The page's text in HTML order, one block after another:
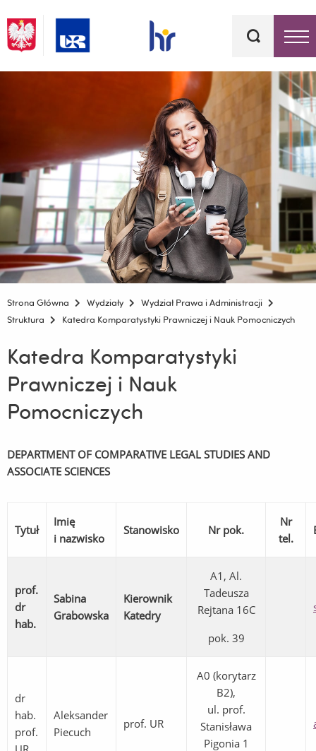
kluczowe
Strona Główna Wydziały
Wydział Prawa i Administracji
Struktura
Katedra Komparatystyki Prawniczej i Nauk Pomocniczych
Katedra Komparatystyki
Prawniczej i Nauk
Pomocniczych
DEPARTMENT OF COMPARATIVE LEGAL STUDIES AND
ASSOCIATE SCIENCES
Tytuł
Imię
i nazwisko
Stanowisko Nr pok.
Nr
tel.
prof.
dr
hab.
Sabina
Grabowska
Kierownik
Katedry
A1, Al.
Tadeusza
Rejtana 16C
pok. 39
dr
hab.
prof.
Aleksander
Piecuch
prof. UR
A0 (korytarz
B2),
ul. prof.
Stanisława
Pigonia 1